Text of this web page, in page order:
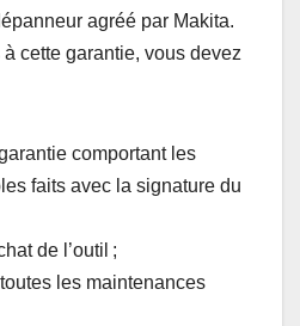
agréé par Makita.
cette garantie, vous devez
comportant les
faits avec la signature du
de l’outil ;
les maintenances